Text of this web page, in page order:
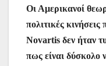
Οι Αμερικανοί
πολιτικές
Novartis δεν ήταν
πως είναι δύσκολο